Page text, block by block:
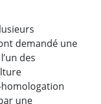
demandé une
des
une